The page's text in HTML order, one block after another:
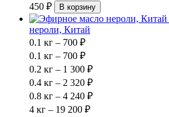
450 ₽
В корзину
нероли, Китай
0.1 кг – 700 ₽
0.1 кг – 700 ₽
0.2 кг – 1 300 ₽
0.4 кг – 2 320 ₽
0.8 кг – 4 240 ₽
4 кг – 19 200 ₽